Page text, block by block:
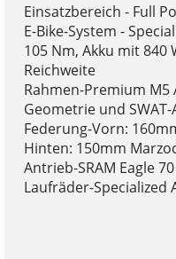
Einsatzbereich - Full
E-Bike-System -
105 Nm, Akku mit 840
Reichweite
Rahmen-Premium
Geometrie und
Federung-Vorn:
Hinten: 150mm
Antrieb-SRAM Eagle
Laufräder-Specialized